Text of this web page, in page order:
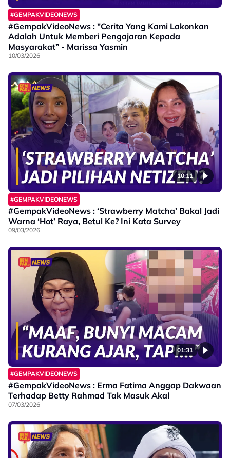
#GEMPAKVIDEONEWS
#GempakVideoNews : "Cerita Yang Kami Lakonkan
Adalah Untuk Memberi Pengajaran Kepada
Masyarakat” - Marissa Yasmin
10/03/2026
10:11
#GEMPAKVIDEONEWS
#GempakVideoNews : ‘Strawberry Matcha’ Bakal Jadi
Warna ‘Hot’ Raya, Betul Ke? Ini Kata Survey
09/03/2026
01:31
#GEMPAKVIDEONEWS
#GempakVideoNews : Erma Fatima Anggap Dakwaan
Terhadap Betty Rahmad Tak Masuk Akal
07/03/2026